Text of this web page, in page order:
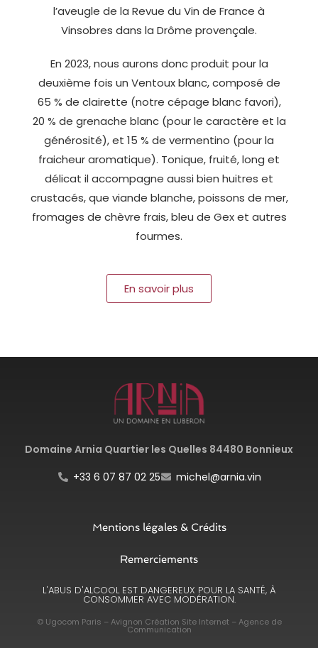
l’aveugle de la Revue du Vin de France à
Vinsobres dans la Drôme provençale.
En 2023, nous aurons donc produit pour la
deuxième fois un Ventoux blanc, composé de
65 % de clairette (notre cépage blanc favori),
20 % de grenache blanc (pour le caractère et la
générosité), et 15 % de vermentino (pour la
fraicheur aromatique). Tonique, fruité, long et
délicat il accompagne aussi bien huitres et
crustacés, que viande blanche, poissons de mer,
fromages de chèvre frais, bleu de Gex et autres
fourmes.
En savoir plus
Domaine Arnia Quartier les Quelles 84480 Bonnieux
+33 6 07 87 02 25
michel@arnia.vin
Mentions légales & Crédits
Remerciements
L'ABUS D'ALCOOL EST DANGEREUX POUR LA SANTÉ, À
CONSOMMER AVEC MODÉRATION.
© Ugocom Paris – Avignon Création Site Internet – Agence de
Communication